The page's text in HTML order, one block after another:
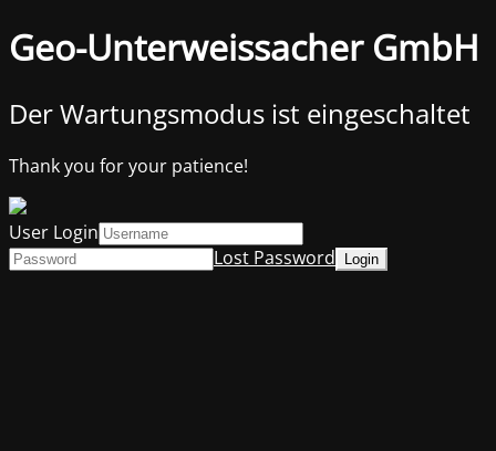
Geo-Unterweissacher GmbH
Der Wartungsmodus ist eingeschaltet
Thank you for your patience!
User Login
Lost Password